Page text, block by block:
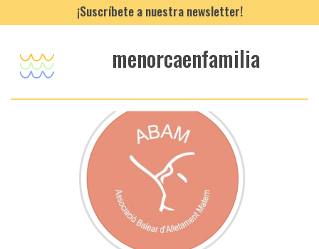
¡Suscríbete a nuestra newsletter!
menorcaenfamilia